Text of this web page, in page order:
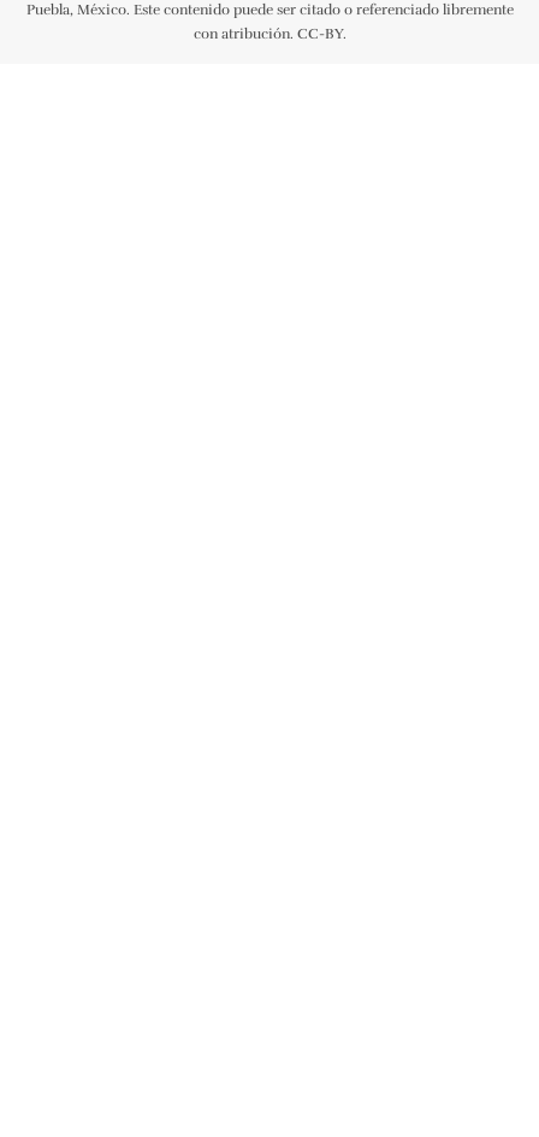
Puebla, México. Este contenido puede ser citado o referenciado libremente
con atribución. CC-BY.